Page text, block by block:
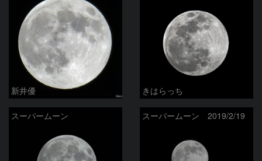
新井優 きはらっち
スーパームーン スーパームーン 2019/2/19